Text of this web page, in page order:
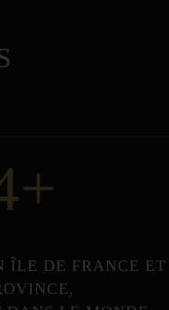
+
ÎLE DE FRANCE ET
,